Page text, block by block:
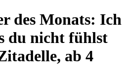
des Monats: Ich
du nicht fühlst
ab 4